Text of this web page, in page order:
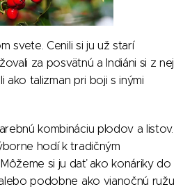
svete. Cenili si ju už starí
za posvätnú a Indiáni si z nej
ako talizman pri boji s inými
kombináciu plodov a listov.
hodí k tradičným
si ju dať ako konáriky do
podobne ako vianočnú ružu